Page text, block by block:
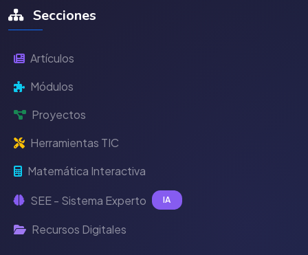
Secciones
Artículos
Módulos
Proyectos
Herramientas TIC
Matemática Interactiva
SEE - Sistema Experto IA
Recursos Digitales